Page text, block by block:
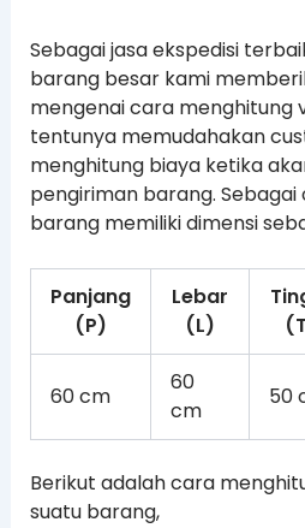
Sebagai jasa ekspedisi
barang besar kami
mengenai cara menghitung
tentunya memudahakan
menghitung biaya ketika
pengiriman barang.
barang memiliki dimensi
Panjang
(P)
Lebar
(L)
60 cm
60
cm
50
Berikut adalah cara
suatu barang,